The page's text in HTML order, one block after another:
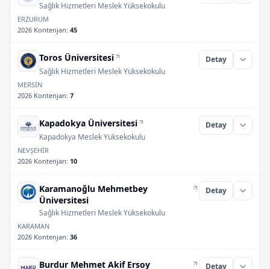
Sağlık Hizmetleri Meslek Yüksekokulu
ERZURUM
2026 Kontenjan: 45
Toros Üniversitesi
Sağlık Hizmetleri Meslek Yüksekokulu
Detay
MERSİN
2026 Kontenjan: 7
Kapadokya Üniversitesi
Kapadokya Meslek Yüksekokulu
Detay
NEVŞEHİR
2026 Kontenjan: 10
Karamanoğlu Mehmetbey
Üniversitesi
Sağlık Hizmetleri Meslek Yüksekokulu
Detay
KARAMAN
2026 Kontenjan: 36
Burdur Mehmet Akif Ersoy Detay